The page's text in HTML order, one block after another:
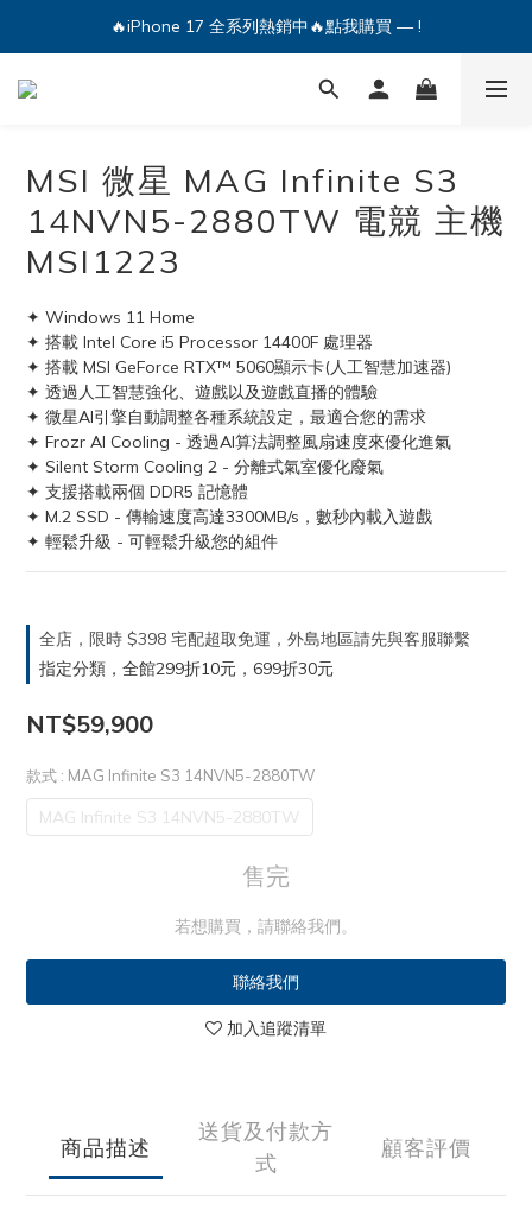
🔥iPhone 17 全系列熱銷中🔥點我購買 — !
💕加入Q哥 Line 新好友領優惠券！🎫
🔥iPhone 17 全系列熱銷中🔥點我購買 — !
MSI 微星 MAG Infinite S3
14NVN5-2880TW 電競 主機
MSI1223
✦ Windows 11 Home
✦ 搭載 Intel Core i5 Processor 14400F 處理器
✦ 搭載 MSI GeForce RTX™ 5060顯示卡(人工智慧加速器)
✦ 透過人工智慧強化、遊戲以及遊戲直播的體驗
✦ 微星AI引擎自動調整各種系統設定，最適合您的需求
✦ Frozr AI Cooling - 透過AI算法調整風扇速度來優化進氣
✦ Silent Storm Cooling 2 - 分離式氣室優化廢氣
✦ 支援搭載兩個 DDR5 記憶體
✦ M.2 SSD - 傳輸速度高達3300MB/s，數秒內載入遊戲
✦ 輕鬆升級 - 可輕鬆升級您的組件
全店，限時 $398 宅配超取免運，外島地區請先與客服聯繫
指定分類，全館299折10元，699折30元
NT$59,900
款式 : MAG Infinite S3 14NVN5-2880TW
MAG Infinite S3 14NVN5-2880TW
售完
若想購買，請聯絡我們。
聯絡我們
加入追蹤清單
商品描述
送貨及付款方
式
顧客評價